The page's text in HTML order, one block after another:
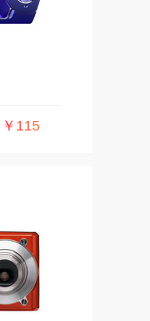
￥115